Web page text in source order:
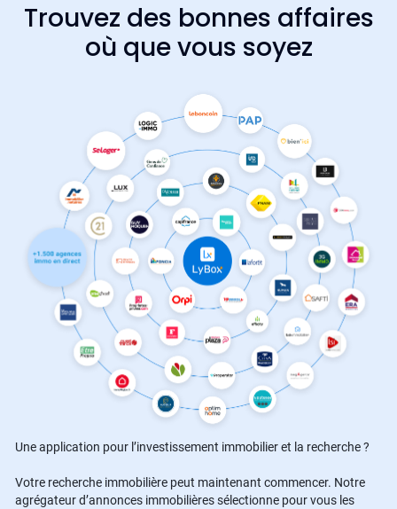
Trouvez des bonnes affaires
où que vous soyez
Une application pour l’investissement immobilier et la recherche ?
Votre recherche immobilière peut maintenant commencer. Notre
agrégateur d’annonces immobilières sélectionne pour vous les